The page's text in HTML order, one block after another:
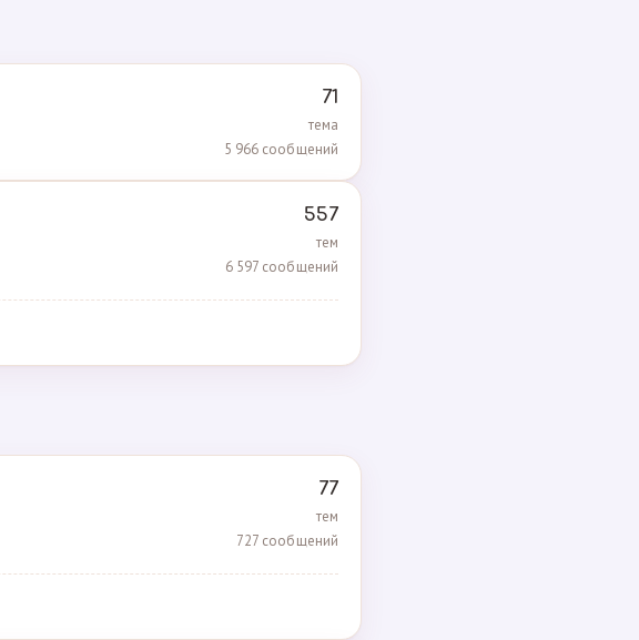
71
тема
5 966 сообщений
557
тем
6 597 сообщений
77
тем
727 сообщений